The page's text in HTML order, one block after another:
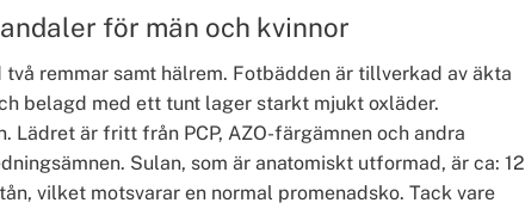
för män och kvinnor
remmar samt hälrem. Fotbädden är tillverkad av äkta
belagd med ett tunt lager starkt mjukt oxläder.
Lädret är fritt från PCP, AZO-färgämnen och andra
Sulan, som är anatomiskt utformad, är ca: 12
vilket motsvarar en normal promenadsko. Tack vare